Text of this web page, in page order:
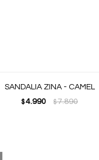
SANDALIA ZINA - CAMEL
$ 4.990 $7.890